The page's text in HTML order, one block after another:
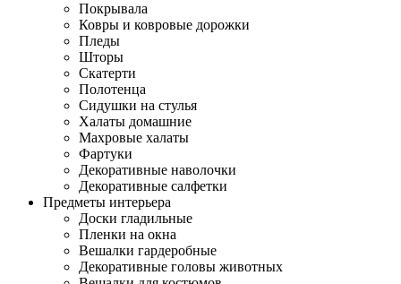
Покрывала
Ковры и ковровые дорожки
Пледы
Шторы
Скатерти
Полотенца
Сидушки на стулья
Халаты домашние
Махровые халаты
Фартуки
Декоративные наволочки
Декоративные салфетки
Предметы интерьера
Доски гладильные
Пленки на окна
Вешалки гардеробные
Декоративные головы животных